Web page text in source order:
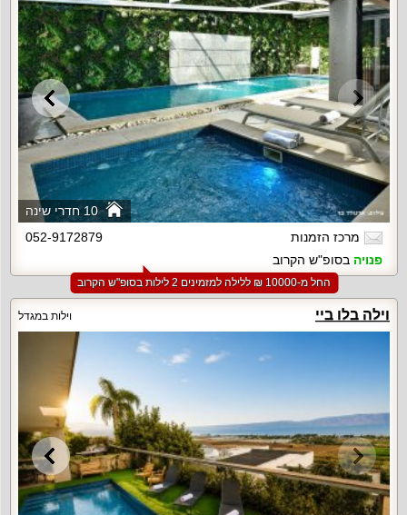
10 חדרי שינה
מרכז הזמנות
052-9172879
פנויה בסופ"ש הקרוב
החל מ-‏10000 ₪ ללילה למזמינים 2 לילות בסופ"ש הקרוב
וילה בלו ביי וילות במגדל